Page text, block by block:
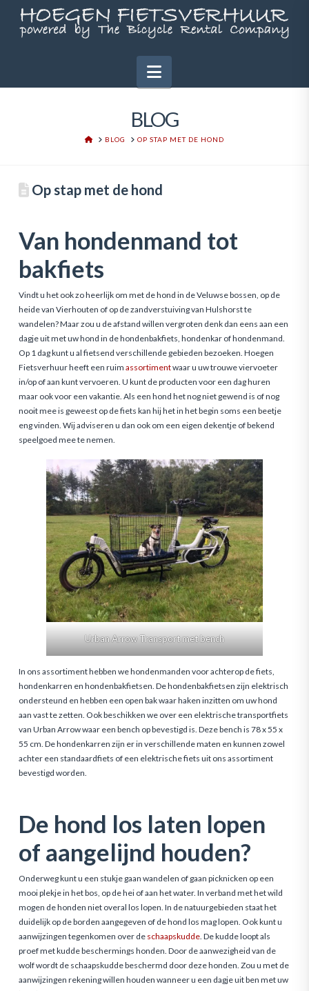
Navigation
BLOG
HOME
BLOG OP STAP MET DE HOND
Op stap met de hond
Van hondenmand tot
bakfiets
Vindt u het ook zo heerlijk om met de hond in de Veluwse bossen, op de
heide van Vierhouten of op de zandverstuiving van Hulshorst te
wandelen? Maar zou u de afstand willen vergroten denk dan eens aan een
dagje uit met uw hond in de hondenbakfiets, hondenkar of hondenmand.
Op 1 dag kunt u al fietsend verschillende gebieden bezoeken. Hoegen
Fietsverhuur heeft een ruim assortimentwaar u uw trouwe viervoeter
in/op of aan kunt vervoeren. U kunt de producten voor een dag huren
maar ook voor een vakantie. Als een hond het nog niet gewend is of nog
nooit mee is geweest op de fiets kan hij het in het begin soms een beetje
eng vinden. Wij adviseren u dan ook om een eigen dekentje of bekend
speelgoed mee te nemen.
Urban Arrow Transport met bench
In ons assortiment hebben we hondenmanden voor achterop de fiets,
hondenkarren en hondenbakfietsen. De hondenbakfietsen zijn elektrisch
ondersteund en hebben een open bak waar haken inzitten om uw hond
aan vast te zetten. Ook beschikken we over een elektrische transportfiets
van Urban Arrow waar een bench op bevestigd is. Deze bench is 78 x 55 x
55 cm. De hondenkarren zijn er in verschillende maten en kunnen zowel
achter een standaardfiets of een elektrische fiets uit ons assortiment
bevestigd worden.
De hond los laten lopen
of aangelijnd houden?
Onderweg kunt u een stukje gaan wandelen of gaan picknicken op een
mooi plekje in het bos, op de hei of aan het water. In verband met het wild
mogen de honden niet overal los lopen. In de natuurgebieden staat het
duidelijk op de borden aangegeven of de hond los mag lopen. Ook kunt u
aanwijzingen tegenkomen over de schaapskudde. De kudde loopt als
proef met kudde beschermings honden. Door de aanwezigheid van de
wolf wordt de schaapskudde beschermd door deze honden. Zou u met de
aanwijzingen rekening willen houden wanneer u een dagje uit ben met uw